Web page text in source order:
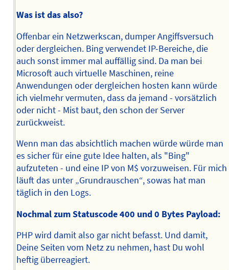
Was ist das also?
Offenbar ein Netzwerkscan, dumper Angiffsversuch
oder dergleichen. Bing verwendet IP-Bereiche, die
auch sonst immer mal auffällig sind. Da man bei
Microsoft auch virtuelle Maschinen, reine
Anwendungen oder dergleichen hosten kann würde
ich vielmehr vermuten, dass da jemand - vorsätzlich
oder nicht - Mist baut, den schon der Server
zurückweist.
Wenn man das absichtlich machen würde würde man
es sicher für eine gute Idee halten, als "Bing"
aufzuteten - und eine IP von M$ vorzuweisen. Für mich
läuft das unter „Grundrauschen“, sowas hat man
täglich in den Logs.
Nochmal zum Statuscode 400 und 0 Bytes Payload:
PHP wird damit also gar nicht befasst. Und damit,
Deine Seiten vom Netz zu nehmen, hast Du wohl
heftig überreagiert.